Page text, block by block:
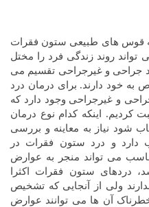
قوس های طبیعی ستون فقرات
روند زندگی فرد را مختل
جراحی و غیرجراحی تقسیم می
خود دارند. برای درمان درد
و غیرجراحی وجود دارد که
اینکه کدام نوع درمان
شود نیاز به معاینه و بررسی
و درد ستون فقرات در
می تواند منجر به عوارض
دردهای ستون فقرات اکثرا
ولی از آنجایی که تشخیص
خطرناک آن ها می توانند عوارض